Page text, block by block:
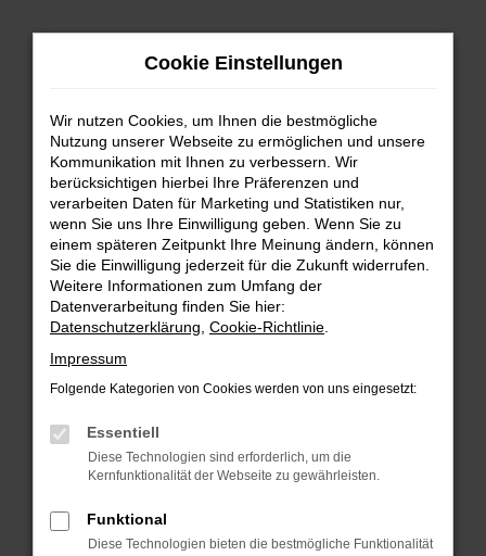
Zum
FEHLER: NETWORK ERROR
Beim Laden ist ein Fehler aufgetreten.
Hier sind ein paar Tipps, die dir helfen können:
Überprüfe deine Firewall und deine
Internetverbindung.
Laden andere Webseiten, zum Beispiel deine
Manche Erweiterungen, wie Werbeblocker,
verhindern. Funktioniert die Seite in einem
anderen Browser oder in einem privaten
Cookie Einstellungen
Wir nutzen Cookies, um Ihnen die bestmögliche
Nutzung unserer Webseite zu ermöglichen und unsere
Kommunikation mit Ihnen zu verbessern. Wir
berücksichtigen hierbei Ihre Präferenzen und
verarbeiten Daten für Marketing und Statistiken nur,
wenn Sie uns Ihre Einwilligung geben. Wenn Sie zu
einem späteren Zeitpunkt Ihre Meinung ändern, können
Sie die Einwilligung jederzeit für die Zukunft widerrufen.
Weitere Informationen zum Umfang der
Datenverarbeitung finden Sie hier:
Datenschutzerklärung Cookie-Richtlinie
Impressum
Folgende Kategorien von Cookies werden von uns eingesetzt:
Essentiell
Diese Technologien sind erforderlich, um die
Kernfunktionalität der Webseite zu gewährleisten.
Funktional
Diese Technologien bieten die bestmögliche Funktionalität